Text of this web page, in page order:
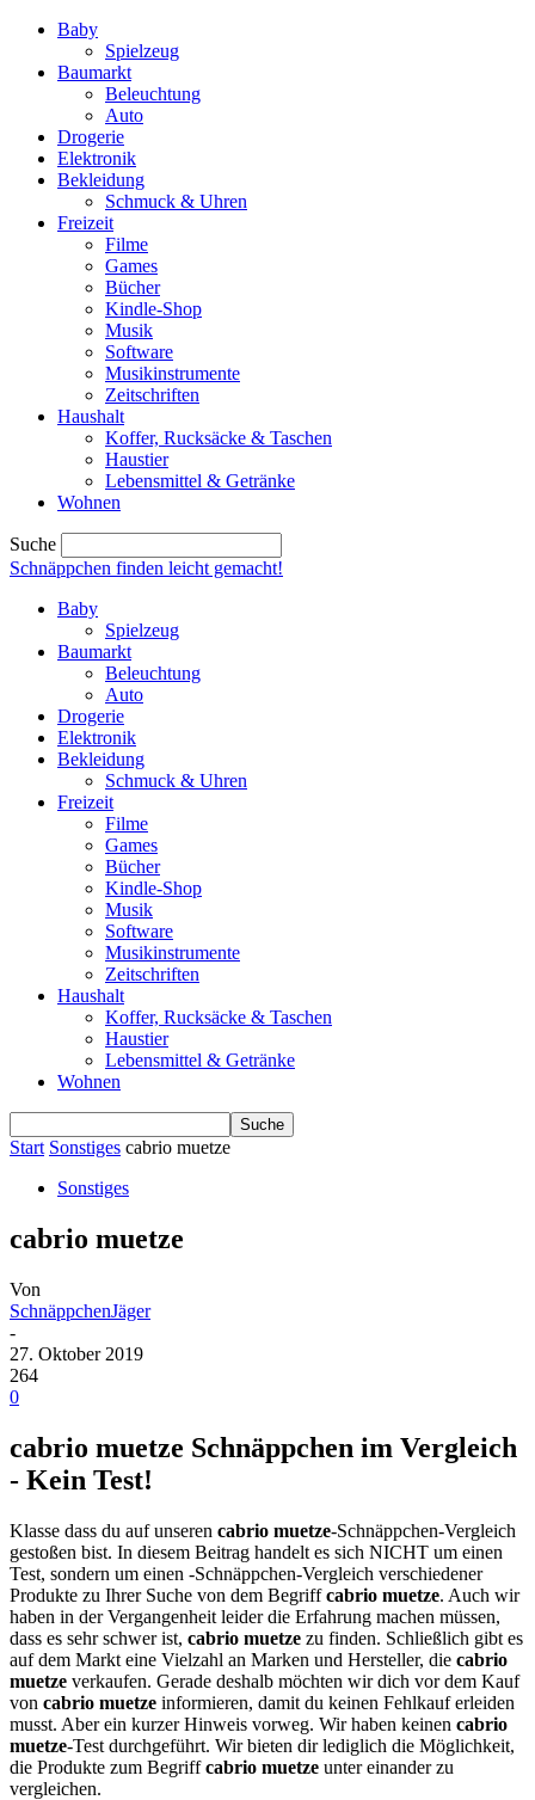
Baby
Spielzeug
Baumarkt
Beleuchtung
Auto
Drogerie
Elektronik
Bekleidung
Schmuck & Uhren
Freizeit
Filme
Games
Bücher
Kindle-Shop
Musik
Software
Musikinstrumente
Zeitschriften
Haushalt
Koffer, Rucksäcke & Taschen
Haustier
Lebensmittel & Getränke
Wohnen
Suche
Schnäppchen finden leicht gemacht!
Baby
Spielzeug
Baumarkt
Beleuchtung
Auto
Drogerie
Elektronik
Bekleidung
Schmuck & Uhren
Freizeit
Filme
Games
Bücher
Kindle-Shop
Musik
Software
Musikinstrumente
Zeitschriften
Haushalt
Koffer, Rucksäcke & Taschen
Haustier
Lebensmittel & Getränke
Wohnen
Start Sonstiges cabrio muetze
Sonstiges
cabrio muetze
Von
SchnäppchenJäger
-
27. Oktober 2019
264
0
cabrio muetze Schnäppchen im Vergleich
- Kein Test!
Klasse dass du auf unseren cabrio muetze-Schnäppchen-Vergleich
gestoßen bist. In diesem Beitrag handelt es sich NICHT um einen
Test, sondern um einen -Schnäppchen-Vergleich verschiedener
Produkte zu Ihrer Suche von dem Begriffcabrio muetze. Auch wir
haben in der Vergangenheit leider die Erfahrung machen müssen,
dass es sehr schwer ist, cabrio muetze zu finden. Schließlich gibt es
auf dem Markt eine Vielzahl an Marken und Hersteller, die cabrio
muetze verkaufen. Gerade deshalb möchten wir dich vor dem Kauf
von cabrio muetze informieren, damit du keinen Fehlkauf erleiden
musst. Aber ein kurzer Hinweis vorweg. Wir haben keinen cabrio
muetze-Test durchgeführt. Wir bieten dir lediglich die Möglichkeit,
die Produkte zum Begriffcabrio muetze unter einander zu
vergleichen.